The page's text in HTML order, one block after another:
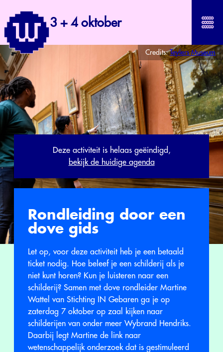
3 + 4 oktober
Credits:Teylers Museum
Deze activiteit is helaas geëindigd,
bekijk de huidige agenda
Rondleiding door een
dove gids
Let op, voor deze activiteit heb je een betaald
ticket nodig. Hoe beleef je een schilderij als je
niet kunt horen? Kun je luisteren naar een
schilderij? Samen met dove rondleider Martine
Wattel van Stichting IN Gebaren ga je op
zaterdag 7 oktober op zaal kijken naar
schilderijen van onder meer Wybrand Hendriks.
Daarbij legt Martine de link naar
wetenschappelijk onderzoek dat is gestimuleerd